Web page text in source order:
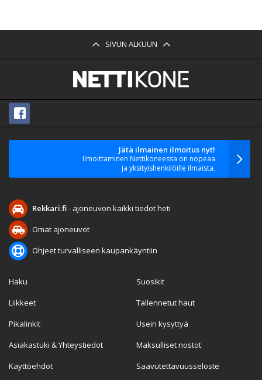
SIVUN ALKUUN
Jätä ilmainen ilmoitus nyt!
Ilmoittaminen Nettikoneessa on nopeaa
ja yksityishenkilöille ilmaista.
Rekkari.fi- ajoneuvon kaikki tiedot heti
Omat ajoneuvot
Ohjeet turvalliseen kaupankäyntiin
Haku
Liikkeet
Pikalinkit
Asiakastuki & Yhteystiedot
Käyttöehdot
Suosikit
Tallennetut haut
Usein kysyttyä
Maksulliset nostot
Saavutettavuusseloste